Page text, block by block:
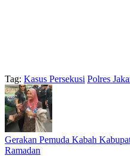
Tag: Kasus Persekusi Polres
Gerakan Pemuda Kabah
Ramadan